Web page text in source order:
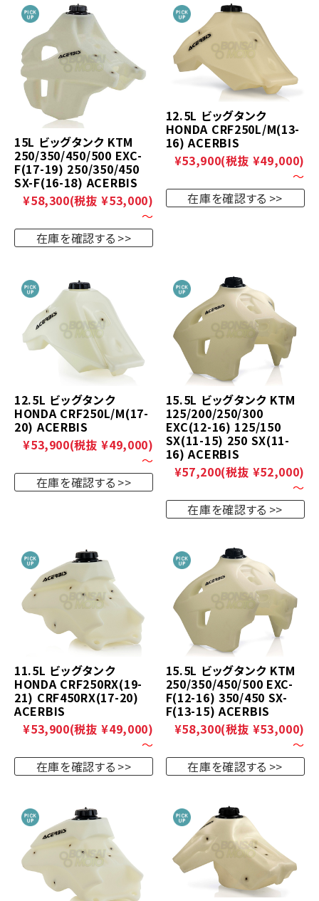
15L ビッグタンク KTM
250/350/450/500 EXC-
F(17-19) 250/350/450
SX-F(16-18) ACERBIS
¥58,300(税抜 ¥53,000)
～
在庫を確認する
12.5L ビッグタンク
HONDA CRF250L/M(13-
16) ACERBIS
¥53,900(税抜 ¥49,000)
～
在庫を確認する
12.5L ビッグタンク
HONDA CRF250L/M(17-
20) ACERBIS
¥53,900(税抜 ¥49,000)
～
在庫を確認する
15.5L ビッグタンク KTM
125/200/250/300
EXC(12-16) 125/150
SX(11-15) 250 SX(11-
16) ACERBIS
¥57,200(税抜 ¥52,000)
～
在庫を確認する
11.5L ビッグタンク
HONDA CRF250RX(19-
21) CRF450RX(17-20)
ACERBIS
¥53,900(税抜 ¥49,000)
～
在庫を確認する
15.5L ビッグタンク KTM
250/350/450/500 EXC-
F(12-16) 350/450 SX-
F(13-15) ACERBIS
¥58,300(税抜 ¥53,000)
～
在庫を確認する